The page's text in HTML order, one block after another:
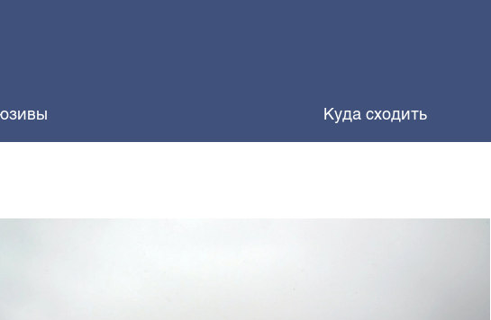
Куда сходить